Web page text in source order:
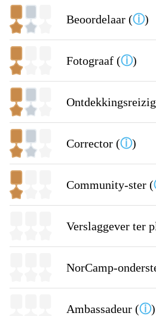
Beoordelaar (ⓘ)
Fotograaf (ⓘ)
Corrector (ⓘ)
Community-ster (
Verslaggever ter
NorCamp-
Ambassadeur (ⓘ)